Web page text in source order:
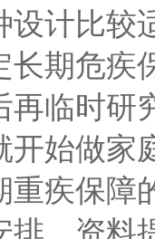
设计比较
长期危疾
再临时研
开始做家
重疾保障
排、资料